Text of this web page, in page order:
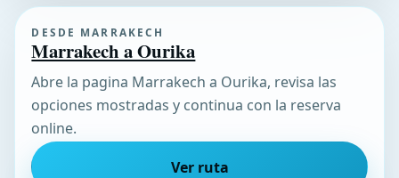
DESDE MARRAKECH
Marrakech a Ourika
Abre la pagina Marrakech a Ourika, revisa las
opciones mostradas y continua con la reserva
online.
Ver ruta